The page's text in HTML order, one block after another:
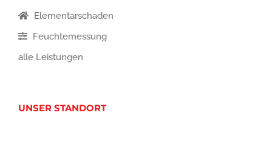
Elementarschaden
Feuchtemessung
alle Leistungen
UNSER STANDORT